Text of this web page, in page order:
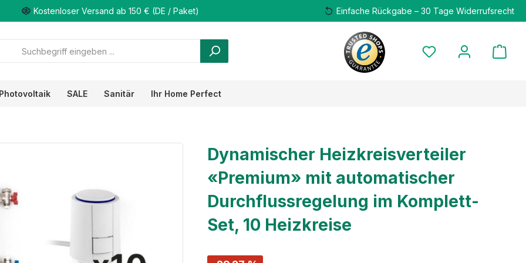
Kostenloser Versand ab 150 € (DE / Paket) Einfache Rückgabe – 30 Tage Widerrufsrecht
Photovoltaik SALE Sanitär Ihr Home Perfect
Dynamischer Heizkreisverteiler
«Premium» mit automatischer
Durchflussregelung im Komplett-
Set, 10 Heizkreise